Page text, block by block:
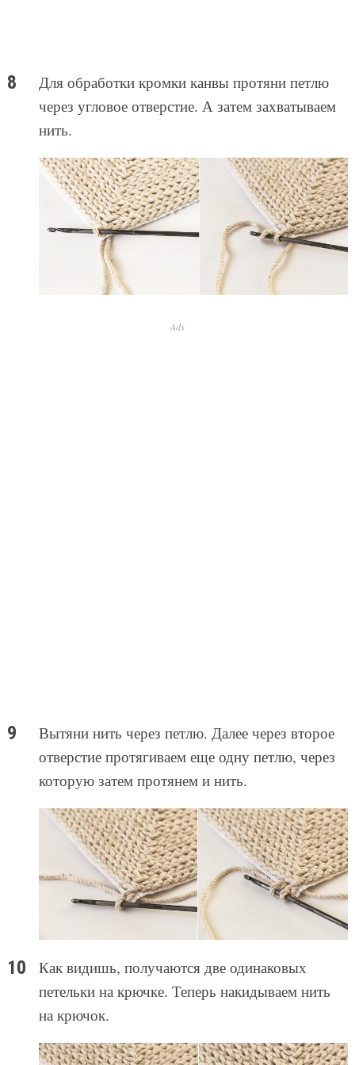
Для обработки кромки канвы протяни петлю
через угловое отверстие. А затем захватываем
нить.
Ads
Вытяни нить через петлю. Далее через второе
отверстие протягиваем еще одну петлю, через
которую затем протянем и нить.
Как видишь, получаются две одинаковых
петельки на крючке. Теперь накидываем нить
на крючок.